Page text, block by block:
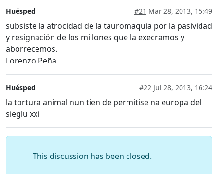
Huésped #21 Mar 28, 2013, 15:49
subsiste la atrocidad de la tauromaquia por la pasividad
y resignación de los millones que la execramos y
aborrecemos.
Lorenzo Peña
Huésped #22 Jul 28, 2013, 16:24
la tortura animal nun tien de permitise na europa del
sieglu xxi
This discussion has been closed.